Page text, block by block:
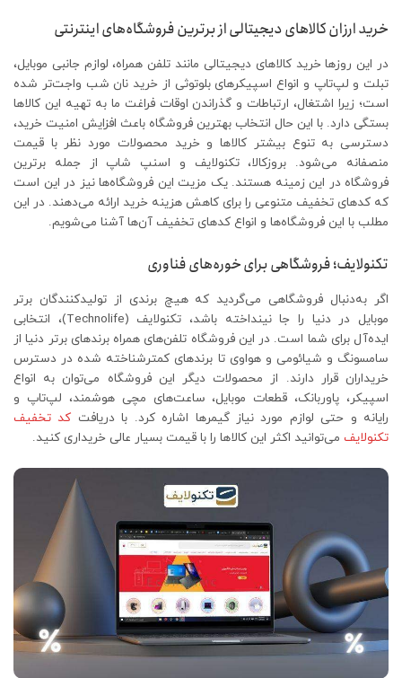
خرید ارزان کالاهای دیجیتالی از برترین فروشگاه‌های اینترنتی
در این روزها خرید کالاهای دیجیتالی مانند تلفن همراه، لوازم جانبی موبایل،
تبلت و لپ‌تاپ و انواع اسپیکرهای بلوتوثی از خرید نان شب واجت‌تر شده
است؛ زیرا اشتغال، ارتباطات و گذراندن اوقات فراغت ما به تهیه این کالاها
بستگی دارد. با این حال انتخاب بهترین فروشگاه‌ باعث افزایش امنیت خرید،
دسترسی به تنوع بیشتر کالاها و خرید محصولات مورد نظر با قیمت
منصفانه می‌شود. بروزکالا، تکنولایف و اسنپ شاپ از جمله برترین
فروشگاه در این زمینه هستند. یک مزیت این فروشگاه‌ها نیز در این است
که کدهای تخفیف متنوعی را برای کاهش هزینه خرید ارائه می‌دهند. در این
مطلب با این فروشگاه‌ها و انواع کدهای تخفیف آن‌ها آشنا می‌شویم.
تکنولایف؛ فروشگاهی برای خوره‌های فناوری
اگر به‌دنبال فروشگاهی می‌گردید که هیچ برندی از تولیدکنندگان برتر
موبایل در دنیا را جا نینداخته باشد، تکنولایف (Technolife)، انتخابی
ایده‌آل برای شما است. در این فروشگاه تلفن‌های همراه برندهای برتر دنیا از
سامسونگ و شیائومی و هواوی تا برندهای کمترشناخته شده در دسترس
خریداران قرار دارند. از محصولات دیگر این فروشگاه می‌توان به انواع
اسپیکر، پاوربانک، قطعات موبایل، ساعت‌های مچی هوشمند، لپ‌تاپ و
رایانه و حتی لوازم مورد نیاز گیمرها اشاره کرد. با دریافت کد تخفیف
تکنولایف می‌توانید اکثر این کالاها را با قیمت بسیار عالی خریداری کنید.